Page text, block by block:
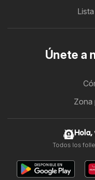
Únete a
Zona
Hola,
Todos los